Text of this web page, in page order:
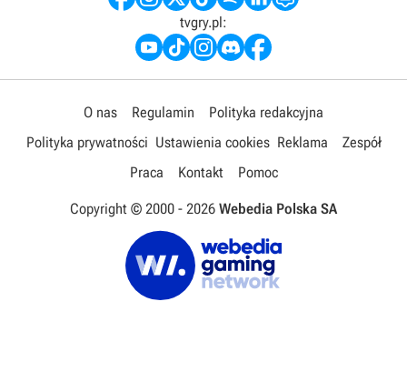
tvgry.pl:
O nas Regulamin
Polityka redakcyjna
Polityka prywatności Ustawienia cookies Reklama
Zespół
Praca
Kontakt Pomoc
Copyright © 2000 - 2026 Webedia Polska SA